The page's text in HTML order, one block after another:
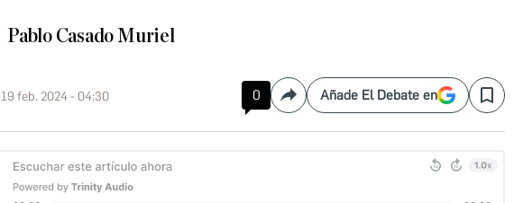
Pablo Casado Muriel
19 feb. 2024 - 04:30 0 CompartirAñade El Debate en Save